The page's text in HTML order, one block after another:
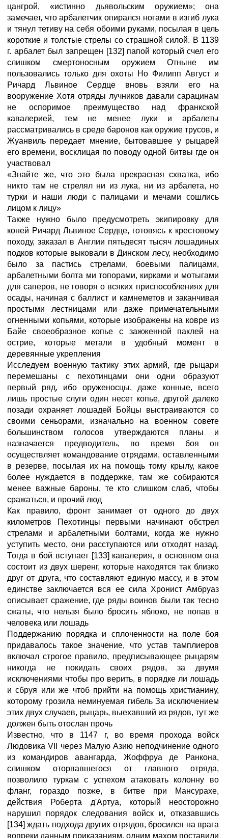
цангрой, «истинно дьявольским оружием»; она
замечает, что арбалетчик опирался ногами в изгиб лука
и тянул тетиву на себя обоими руками, посылая в цель
короткие и толстые стрелы со страшной силой. В 1139
г. арбалет был запрещен [132] папой который счел его
слишком смертоносным оружием Отныне им
пользовались только для охоты Но Филипп Август и
Ричард Львиное Сердце вновь взяли его на
вооружение Хотя отряды лучников давали сарацинам
не оспоримое преимущество над франкской
кавалерией, тем не менее луки и арбалеты
рассматривались в среде баронов как оружие трусов, и
Жуанвиль передает мнение, бытовавшее у рыцарей
его времени, восклицая по поводу одной битвы где он
участвовал
«Знайте же, что это была прекрасная схватка, ибо
никто там не стрелял ни из лука, ни из арбалета, но
турки и наши люди с палицами и мечами сошлись
лицом к лицу»
Также нужно было предусмотреть экипировку для
коней Ричард Львиное Сердце, готовясь к крестовому
походу, заказал в Англии пятьдесят тысяч лошадиных
подков которые выковали в Динском лесу, необходимо
было за пастись стрелами, боевыми палицами,
арбалетными болта ми топорами, кирками и мотыгами
для саперов, не говоря о всяких приспособлениях для
осады, начиная с баллист и камнеметов и заканчивая
простыми лестницами или даже примечательными
огненными копьями, которые изображены на ковре из
Байе своеобразное копье с зажженной паклей на
острие, которые метали в удобный момент в
деревянные укрепления
Исследуем военную тактику этих армий, где рыцари
перемешаны с пехотинцами они одни образуют
первый ряд, ибо оруженосцы, даже конные, всего
лишь простые слуги один несет копье, другой далеко
позади охраняет лошадей Бойцы выстраиваются со
своими сеньорами, изначально на военном совете
большинством голосов утверждаются планы и
назначается предводитель, во время боя он
осуществляет командование отрядами, оставленными
в резерве, посылая их на помощь тому крылу, какое
более нуждается в поддержке, там же собираются
менее важные бароны, те кто слишком слаб, чтобы
сражаться, и прочий люд
Как правило, фронт занимает от одного до двух
километров Пехотинцы первыми начинают обстрел
стрелами и арбалетными болтами, когда же нужно
уступить место, они расступаются или отходят назад.
Тогда в бой вступает [133] кавалерия, в основном она
состоит из двух шеренг, которые находятся так близко
друг от друга, что составляют единую массу, и в этом
единстве заключается вся ее сила Хронист Амбруаз
описывает сражение, где ряды воинов были так тесно
сжаты, что нельзя было бросить яблоко, не попав в
человека или лошадь
Поддержанию порядка и сплоченности на поле боя
придавалось такое значение, что устав тамплиеров
включал строгое правило, предписывающее рыцарям
никогда не покидать своих рядов, за двумя
исключениями чтобы про верить, в порядке ли лошадь
и сбруя или же чтоб прийти на помощь христианину,
которому грозила неминуемая гибель За исключением
этих двух случаев, рыцарь, выехавший из рядов, тут же
должен быть отослан прочь
Известно, что в 1147 г, во время прохода войск
Людовика VII через Малую Азию неподчинение одного
из командиров авангарда, Жоффруа де Ранкона,
слишком оторвавшегося от главного отряда,
позволило туркам с успехом атаковать колонну во
фланг, гораздо позже, в битве при Мансурахе,
действия Роберта д'Артуа, который неосторожно
нарушил порядок следования войск и, отказавшись
[134] ждать подхода других отрядов, бросился на врага
вопреки данным приказаниям, одним махом поставили